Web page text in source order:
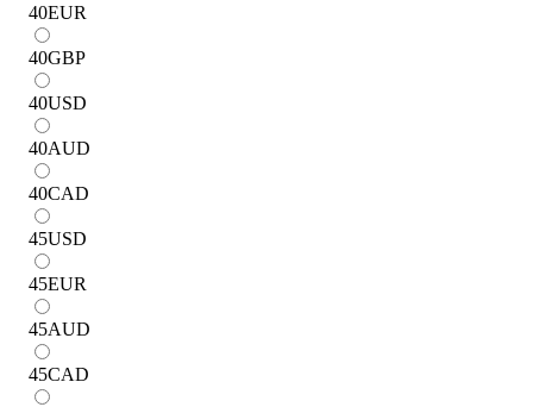
40EUR
40GBP
40USD
40AUD
40CAD
45USD
45EUR
45AUD
45CAD